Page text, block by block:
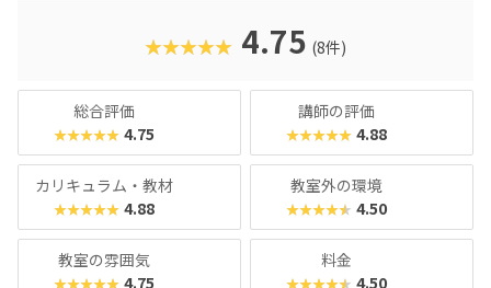
の評価が定着してきたようです。女の子の生徒も一定数在籍
しており、コンテストや選手権では性別を問わず、創意工夫
子も女の子も、メカを愛する人なら誰でも受け入れてくれる
スクールといえるでしょう。ロボット教室は費用が高めなイ
メージがありますが、市販品を使用しているため価格は抑え
め。気になる方は、ぜひお近くのスクールに足を運んでみて
くださいね。
★★★★★ 4.75 (8件)
総合評価
★★★★★ 4.75
講師の評価
★★★★★ 4.88
カリキュラム・教材
★★★★★ 4.88
教室外の環境
★★★★★ 4.50
教室の雰囲気
★★★★★ 4.75
料金
★★★★★ 4.50